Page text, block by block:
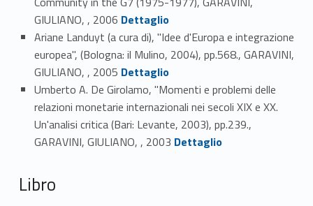
GIULIANO, , 2006 Link identifier #identifier_person_168754-24
Dettaglio
Ariane Landuyt (a cura di), "Idee d'Europa e integrazione
europea", (Bologna: il Mulino, 2004), pp.568., GARAVINI,
GIULIANO, , 2005 Link identifier #identifier_person_76676-25
Dettaglio
Umberto A. De Girolamo, "Momenti e problemi delle
relazioni monetarie internazionali nei secoli XIX e XX.
Un'analisi critica (Bari: Levante, 2003), pp.239.,
GARAVINI, GIULIANO, , 2003 Link identifier #identifier_person_48083-26
Dettaglio
Libro